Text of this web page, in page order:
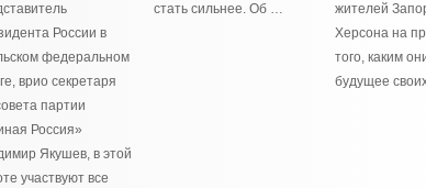
России в
федеральном
врио секретаря
партии
Россия»
Якушев, в этой
участвуют все
стать сильнее. Об …
жителей
Херсона на
того, каким
будущее